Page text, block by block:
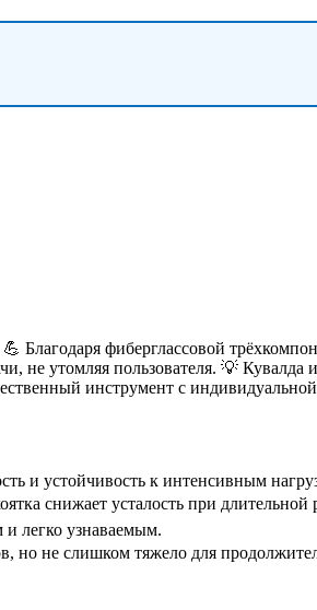
фиберглассовой
не утомляя пользователя. 💡
инструмент с
и устойчивость к интенсивным
снижает усталость при длительной
легко узнаваемым.
но не слишком тяжело для